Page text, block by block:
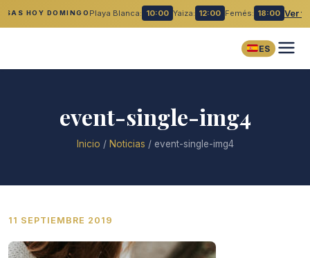
HOY DOMINGO Playa Blanca: 10:00 Yaiza: 12:00 Femés: 18:00 Ver
ES
event-single-img4
Inicio / Noticias / event-single-img4
11 SEPTIEMBRE 2019